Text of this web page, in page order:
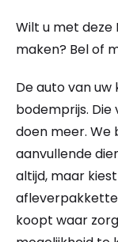
Wilt u met
maken? Bel of
De auto van
bodemprijs. Die
doen meer. We
aanvullende
altijd, maar
koopt waar